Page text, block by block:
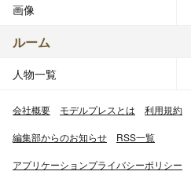
画像
ルーム
人物一覧
会社概要 モデルプレスとは 利用規約
編集部からのお知らせ RSS一覧
アプリケーションプライバシーポリシー